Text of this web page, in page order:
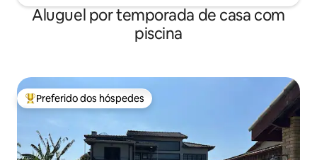
Aluguel por temporada de casa com
piscina
Entre os melhores preferidos dos hóspedes
Preferido dos hóspedes